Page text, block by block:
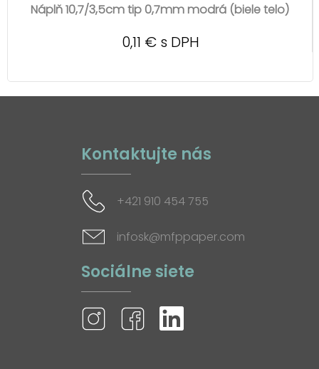
Náplň 10,7/3,5cm tip 0,7mm modrá (biele telo)
0,11 € s DPH
Kontaktujte nás
+421 910 454 755
infosk@mfppaper.com
Sociálne siete